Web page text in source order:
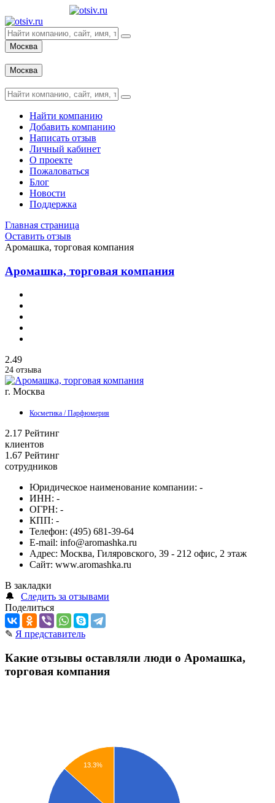
Москва
Москва
Найти компанию
Добавить компанию
Написать отзыв
Личный кабинет
О проекте
Пожаловаться
Блог
Новости
Поддержка
Главная страница
Оставить отзыв
Аромашка, торговая компания
Аромашка, торговая компания
2.49
24 отзыва
г. Москва
Косметика / Парфюмерия
2.17 Рейтинг
клиентов
1.67 Рейтинг
сотрудников
Юридическое наименование компании: -
ИНН: -
ОГРН: -
КПП: -
Телефон: (495) 681-39-64
E-mail: info@aromashka.ru
Адрес: Москва, Гиляровского, 39 - 212 офис, 2 этаж
Сайт: www.aromashka.ru
В закладки
🔔
Следить за отзывами
Поделиться
✎ Я представитель
Какие отзывы оставляли люди о Аромашка,
торговая компания
13.3%